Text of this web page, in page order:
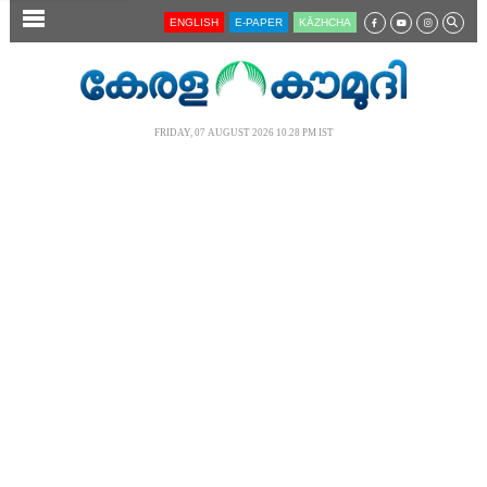
SECTIONS ENGLISH E-PAPER KĀZHCHA
FRIDAY, 07 AUGUST 2026 10.28 PM IST